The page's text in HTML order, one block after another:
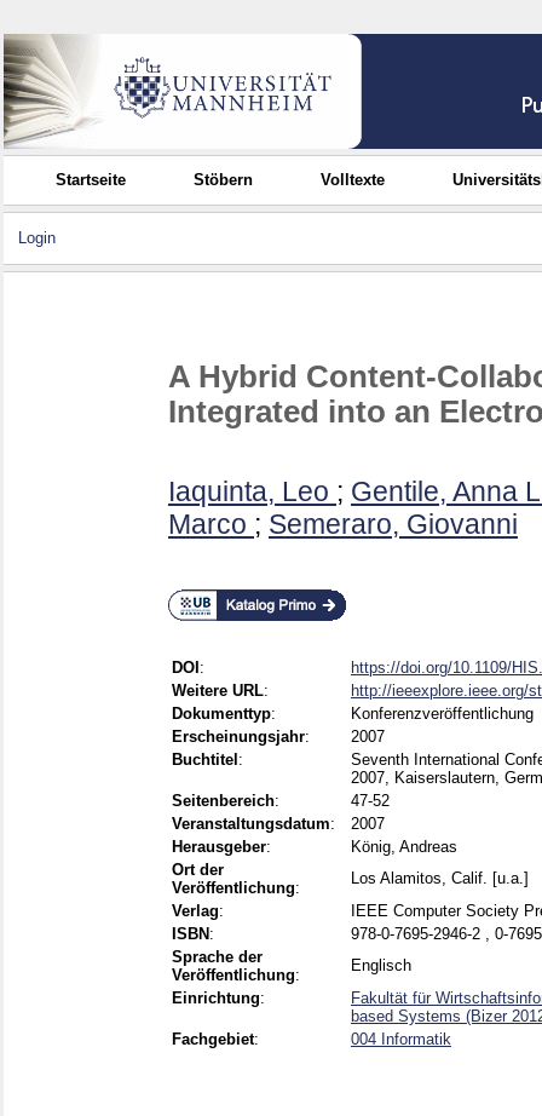
Startseite Stöbern Volltexte
Login
A Hybrid Content-
Integrated into an
Iaquinta, Leo ; Gentile, Anna
Marco ; Semeraro, Giovanni
DOI :
https://doi.org/10.1109/
Weitere URL:
http://ieeexplore.ieee.org/
Dokumenttyp:
Konferenzveröffentlichung
Erscheinungsjahr:
2007
Buchtitel :
Seventh International
2007, Kaiserslautern,
Seitenbereich:
47-52
Veranstaltungsdatum:
2007
Herausgeber:
König, Andreas
Ort der
Veröffentlichung:
Los Alamitos, Calif. [u.a.]
Verlag:
IEEE Computer Society
ISBN :
978-0-7695-2946-2 , 0-
Sprache der
Veröffentlichung:
Englisch
Einrichtung:
Fakultät für
based Systems (Bizer
Fachgebiet: 004 Informatik